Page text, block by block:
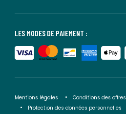
LES MODES DE PAIEMENT :
Mentions légales Conditions des offres
Protection des données personnelles